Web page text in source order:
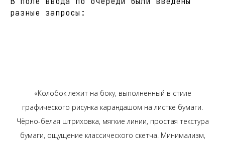
разные запросы:
«Колобок лежит на боку, выполненный в стиле
графического рисунка карандашом на листке бумаги.
Чёрно-белая штриховка, мягкие линии, простая текстура
бумаги, ощущение классического скетча. Минимализм,